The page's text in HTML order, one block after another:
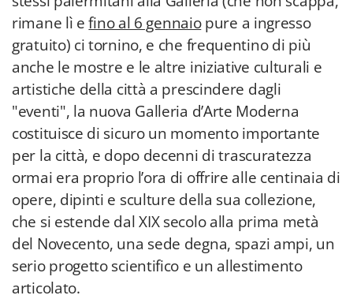
rimane lì efino al 6 gennaiopure a ingresso
gratuito) ci tornino, e che frequentino di più
anche le mostre e le altre iniziative culturali e
artistiche della città a prescindere dagli
"eventi", la nuova Galleria d’Arte Moderna
costituisce di sicuro un momento importante
per la città, e dopo decenni di trascuratezza
ormai era proprio l’ora di offrire alle centinaia di
opere, dipinti e sculture della sua collezione,
che si estende dal XIX secolo alla prima metà
del Novecento, una sede degna, spazi ampi, un
serio progetto scientifico e un allestimento
articolato.